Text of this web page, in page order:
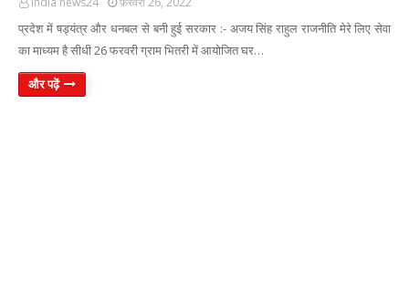
प्रदेश में षड्यंत्र और धनबल से बनी हुई सरकार :- अजय सिंह राहुल राजनीति मेरे लिए सेवा
का माध्यम है सीधी 26 फरवरी ग्राम भितरी में आयोजित घर…
और पढ़ें